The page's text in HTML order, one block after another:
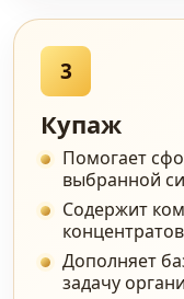
3
Купаж
Помогает
выбранной
Содержит
Дополняет
задачу